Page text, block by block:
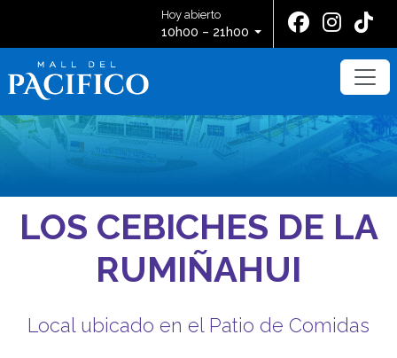
Hoy abierto
10h00 – 21h00
LOS CEBICHES DE LA
RUMIÑAHUI
Local ubicado en el Patio de Comidas